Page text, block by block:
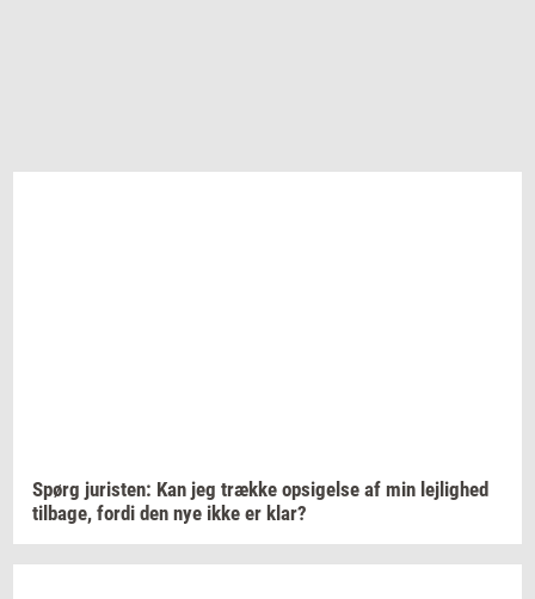
Spørg juri­sten: Kan jeg træk­ke op­si­gel­se af min lej­lig­hed
til­ba­ge, fordi den nye ikke er klar?